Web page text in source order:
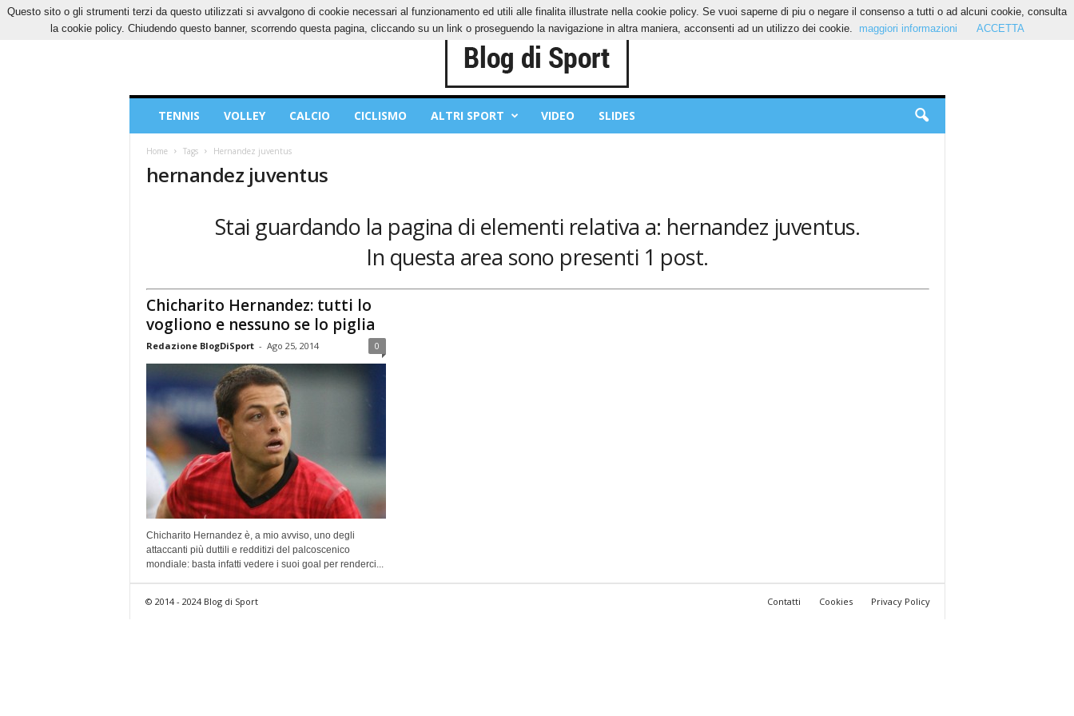
VENERDÌ, 7 AGOSTO 2026 CONTATTI COOKIES PRIVACY POLICY
Sport
TENNIS VOLLEY CALCIO CICLISMO ALTRI SPORT VIDEO SLIDES
Home Tags Hernandez juventus
hernandez juventus
Stai guardando la pagina di elementi relativa a: hernandez juventus.
In questa area sono presenti 1 post.
Chicharito Hernandez: tutti lo
vogliono e nessuno se lo piglia
Redazione BlogDiSport - Ago 25, 2014 0
Chicharito Hernandez è, a mio avviso, uno degli
attaccanti più duttili e redditizi del palcoscenico
mondiale: basta infatti vedere i suoi goal per renderci...
Contatti Cookies Privacy Policy
© 2014 - 2024 Blog di Sport
Questo sito o gli strumenti terzi da questo utilizzati si avvalgono di cookie necessari al funzionamento ed utili alle finalita illustrate nella cookie policy. Se vuoi saperne di piu o negare il consenso a tutti o ad alcuni cookie, consulta
la cookie policy. Chiudendo questo banner, scorrendo questa pagina, cliccando su un link o proseguendo la navigazione in altra maniera, acconsenti ad un utilizzo dei cookie.
maggiori informazioni ACCETTA